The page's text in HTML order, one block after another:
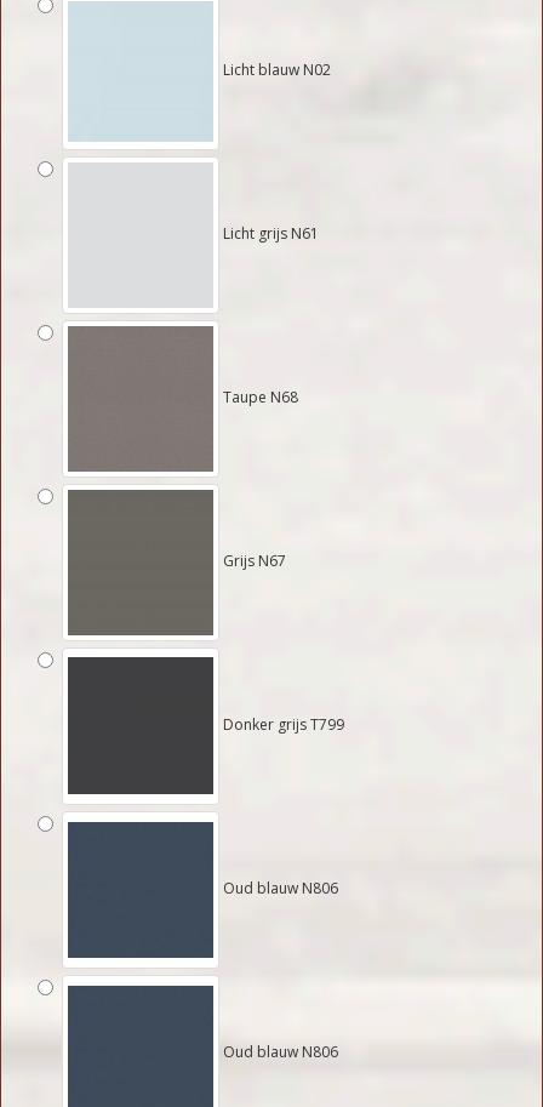
Licht blauw N02
Licht grijs N61
Taupe N68
Grijs N67
Donker grijs T799
Oud blauw N806
Oud blauw N806